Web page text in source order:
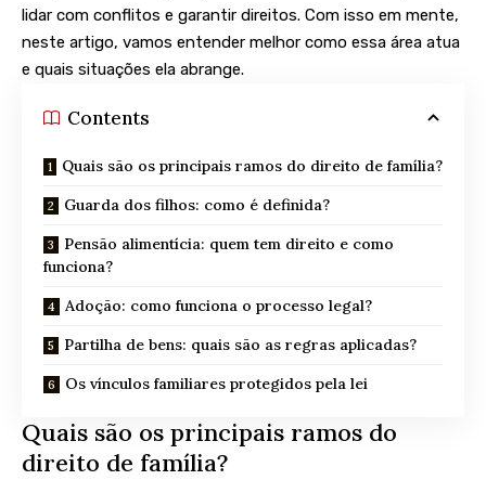
lidar com conflitos e garantir direitos. Com isso em mente,
neste artigo, vamos entender melhor como essa área atua
e quais situações ela abrange.
Contents
Quais são os principais ramos do direito de família?
Guarda dos filhos: como é definida?
Pensão alimentícia: quem tem direito e como
funciona?
Adoção: como funciona o processo legal?
Partilha de bens: quais são as regras aplicadas?
Os vínculos familiares protegidos pela lei
Quais são os principais ramos do
direito de família?